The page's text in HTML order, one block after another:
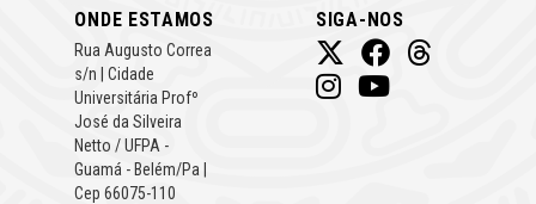
ONDE ESTAMOS
Rua Augusto Correa
s/n | Cidade
Universitária Profº
José da Silveira
Netto / UFPA -
Guamá - Belém/Pa |
Cep 66075-110
SIGA-NOS